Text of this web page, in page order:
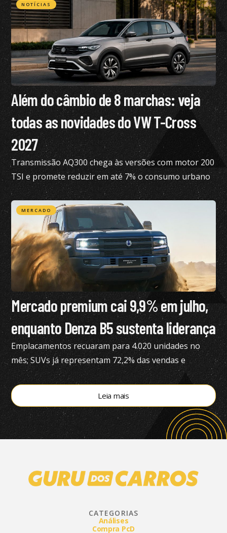
NOTÍCIAS
Além do câmbio de 8 marchas: veja
todas as novidades do VW T-Cross
2027
Transmissão AQ300 chega às versões com motor 200
TSI e promete reduzir em até 7% o consumo urbano
com gasolina
MERCADO
Mercado premium cai 9,9% em julho,
enquanto Denza B5 sustenta liderança
Emplacamentos recuaram para 4.020 unidades no
mês; SUVs já representam 72,2% das vendas e
modelos eletrificados respondem por 55,4% do
segmento, aponta a Bright Consulting.
Leia mais
CATEGORIAS
Análises
Compra PcD